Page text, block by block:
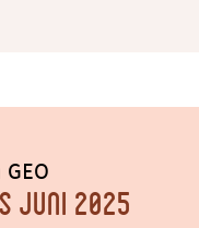
juni 2025